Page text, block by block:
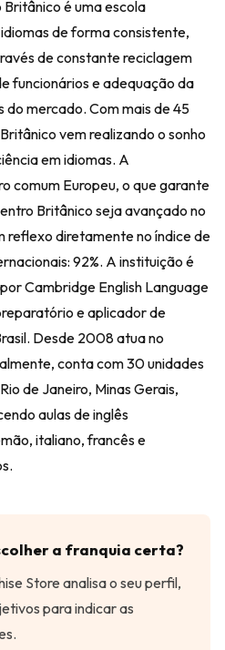
Britânico é uma escola
de forma consistente,
de constante reciclagem
funcionários e adequação da
mercado. Com mais de 45
vem realizando o sonho
em idiomas. A
comum Europeu, o que garante
Britânico seja avançado no
reflexo diretamente no índice de
92%. A instituição é
Cambridge English Language
e aplicador de
Desde 2008 atua no
conta com 30 unidades
de Janeiro, Minas Gerais,
aulas de inglês
italiano, francês e
a franquia certa?
Store analisa o seu perfil,
para indicar as